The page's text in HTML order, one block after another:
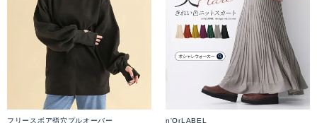
フリースボア指穴プルオーバー
n'OrLABEL